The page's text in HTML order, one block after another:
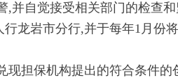
并自觉接受相关部门的检查和
岩市分行,并于每年1月份
担保机构提出的符合条件的